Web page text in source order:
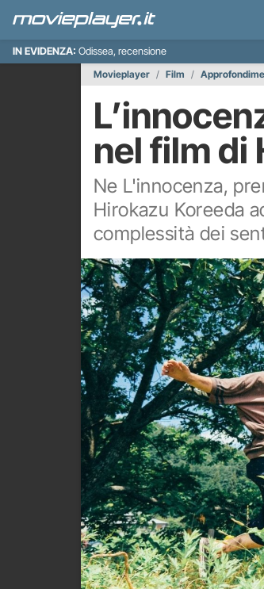
IN EVIDENZA: Odissea, recensione
Movieplayer
Film
nel film di
Ne L'innocenza,
Hirokazu Koreeda
complessità dei